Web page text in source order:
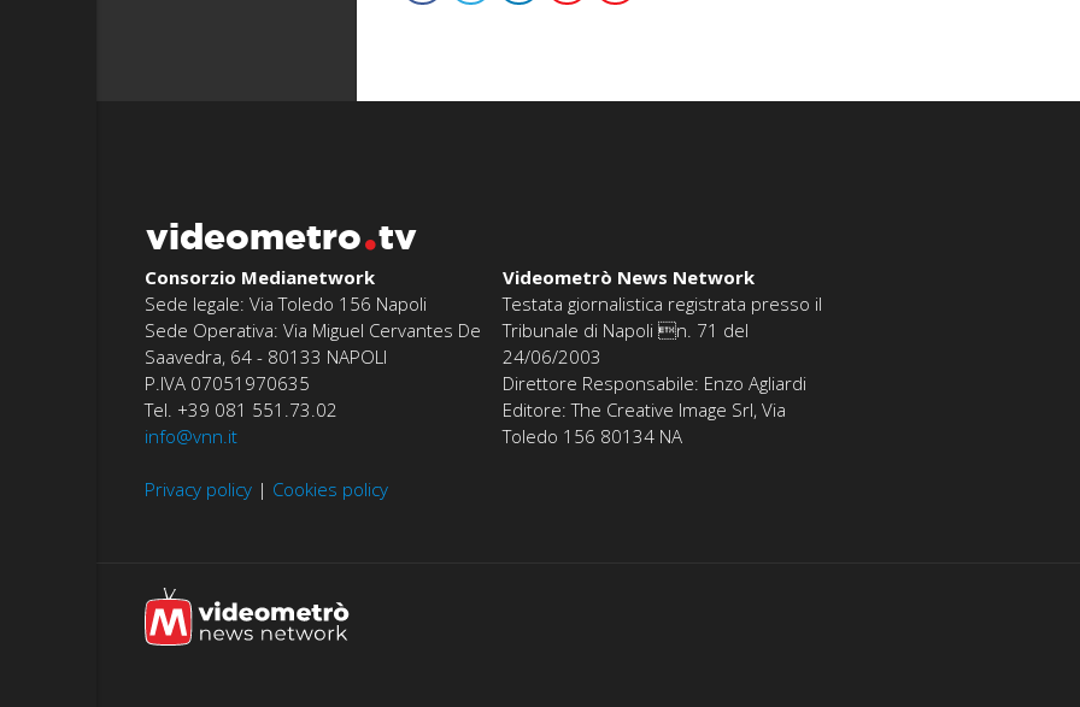
videometro tv
Consorzio Medianetwork
Sede legale: Via Toledo 156 Napoli
Sede Operativa: Via Miguel Cervantes De
Saavedra, 64 - 80133 NAPOLI
P.IVA 07051970635
Tel. +39 081 551.73.02
info@vnn.it
Privacy policy | Cookies policy
Videometrò News Network
Testata giornalistica registrata presso il
Tribunale di Napoli n. 71 del
24/06/2003
Direttore Responsabile: Enzo Agliardi
Editore: The Creative Image Srl, Via
Toledo 156 80134 NA